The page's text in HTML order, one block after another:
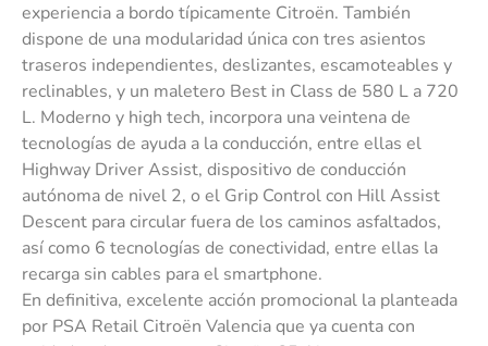
experiencia a bordo típicamente Citroën. También
dispone de una modularidad única con tres asientos
traseros independientes, deslizantes, escamoteables y
reclinables, y un maletero Best in Class de 580 L a 720
L. Moderno y high tech, incorpora una veintena de
tecnologías de ayuda a la conducción, entre ellas el
Highway Driver Assist, dispositivo de conducción
autónoma de nivel 2, o el Grip Control con Hill Assist
Descent para circular fuera de los caminos asfaltados,
así como 6 tecnologías de conectividad, entre ellas la
recarga sin cables para el smartphone.
En definitiva, excelente acción promocional la planteada
por PSA Retail Citroën Valencia que ya cuenta con